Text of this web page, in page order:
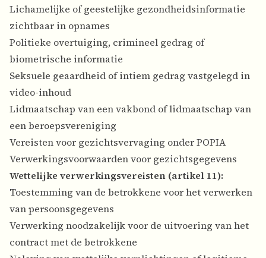
Lichamelijke of geestelijke gezondheidsinformatie
zichtbaar in opnames
Politieke overtuiging, crimineel gedrag of
biometrische informatie
Seksuele geaardheid of intiem gedrag vastgelegd in
video-inhoud
Lidmaatschap van een vakbond of lidmaatschap van
een beroepsvereniging
Vereisten voor gezichtsvervaging onder POPIA
Verwerkingsvoorwaarden voor gezichtsgegevens
Wettelijke verwerkingsvereisten (artikel 11):
Toestemming van de betrokkene voor het verwerken
van persoonsgegevens
Verwerking noodzakelijk voor de uitvoering van het
contract met de betrokkene